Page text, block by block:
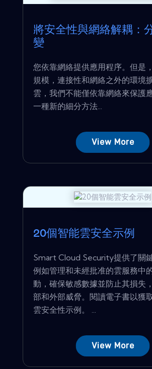
將安全性與網絡解耦：
變
您依靠網絡提供應用程序。但是
規模，連接性和網絡之外的環境
雲，我們不能僅依靠網絡來保護
一種新的細分方法...
View More
20個智能雲安全示例
Smart Cloud Security提供了關
例如管理和未經批准的雲服務中
動，確保敏感數據並防止其損失
部和外部威脅。閱讀電子書以獲
雲安全性示例。 ...
View More